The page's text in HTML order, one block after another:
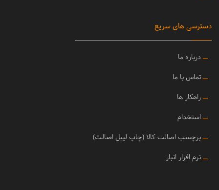
دسترسی های سریع
ــ درباره ما
ــتماس با ما
ــراهکار ها
ــ استخدام
ــبرچسب اصالت کالا (چاپ لیبل اصالت)
ــنرم افزار انبار